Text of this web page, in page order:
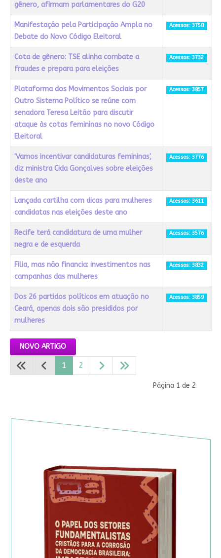
gênero, afirmam parlamentares do G20
Manifestação pela Participação Ampla no
Debate do Novo Código Eleitoral
Acessos: 3758
Cota de gênero: TSE alinha combate a
fraudes e prepara para eleições
Acessos: 3732
Plataforma dos Movimentos Sociais por
Outro Sistema Político se reúne com
senadora Teresa Leitão para discutir
ataque às cotas femininas no novo Código
Eleitoral
Acessos: 3857
'Vamos incentivar candidaturas femininas',
diz ministra Cida Gonçalves sobre eleições
deste ano
Acessos: 3776
Lançada cartilha com dicas para mulheres
candidatas nas eleições deste ano
Acessos: 3611
Recife terá candidatura de uma mulher
negra e de esquerda
Acessos: 3576
Filia, mas não financia: investimentos nas
campanhas das mulheres
Acessos: 3832
Dos 26 partidos políticos em atuação no
Ceará, apenas dois são presididos por
mulheres
Acessos: 3859
NOVO ARTIGO
Página 1 de 2
1 2